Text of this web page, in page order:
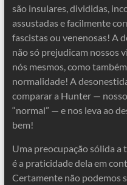
são insulares, divididas,
assustadas e facilmente
fascistas ou venenosas! A
não só prejudicam nossos
nós mesmos, como
normalidade! A
comparar a Hunter —
“normal” — e nos leva ao
bem!
Uma preocupação sólida
é a praticidade dela em
Certamente não podemos